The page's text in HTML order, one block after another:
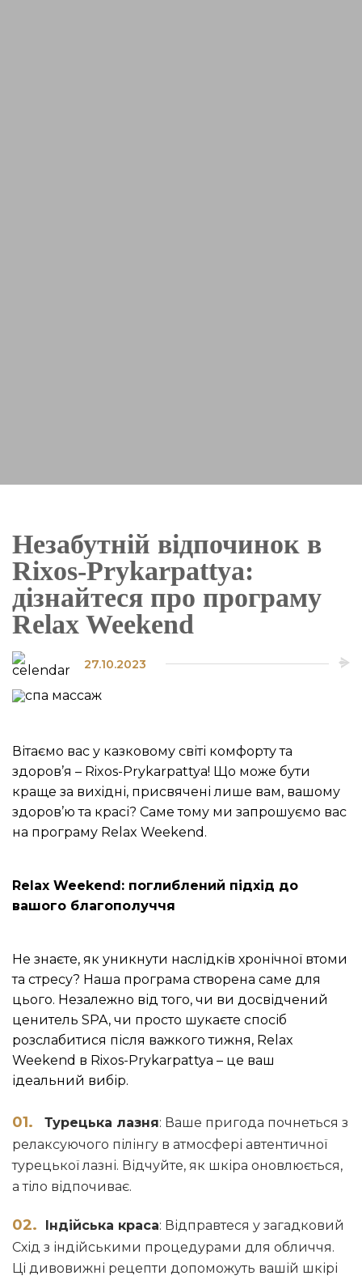
Незабутній відпочинок в
Rixos-Prykarpattya:
дізнайтеся про програму
Relax Weekend
27.10.2023
Вітаємо вас у казковому світі комфорту та
здоров’я – Rixos-Prykarpattya! Що може бути
краще за вихідні, присвячені лише вам, вашому
здоров’ю та красі? Саме тому ми запрошуємо вас
на програму Relax Weekend.
Relax Weekend: поглиблений підхід до
вашого благополуччя
Не знаєте, як уникнути наслідків хронічної втоми
та стресу? Наша програма створена саме для
цього. Незалежно від того, чи ви досвідчений
ценитель SPA, чи просто шукаєте спосіб
розслабитися після важкого тижня, Relax
Weekend в Rixos-Prykarpattya – це ваш
ідеальний вибір.
Турецька лазня: Ваше пригода почнеться з
релаксуючого пілінгу в атмосфері автентичної
турецької лазні. Відчуйте, як шкіра оновлюється,
а тіло відпочиває.
Індійська краса: Відправтеся у загадковий
Схід з індійськими процедурами для обличчя.
Ці дивовижні рецепти допоможуть вашій шкірі